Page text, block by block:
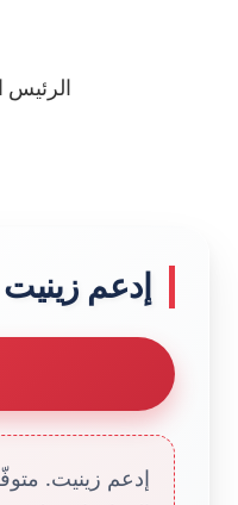
الرئيس
إدعم زينيت
إدعم زينيت.